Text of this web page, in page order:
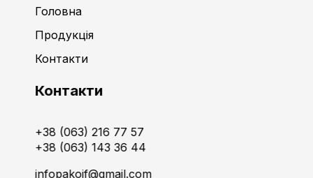
Головна
Продукція
Контакти
Контакти
+38 (063) 216 77 57
+38 (063) 143 36 44
infopakoif@gmail.com